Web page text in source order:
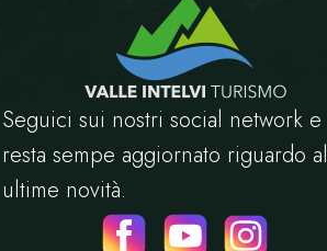
Seguici sui nostri social network e
resta sempe aggiornato riguardo
ultime novità.